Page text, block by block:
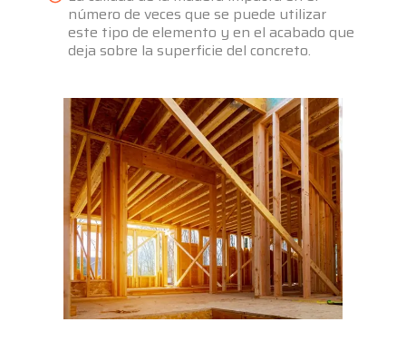
número de veces que se puede utilizar
este tipo de elemento y en el acabado que
deja sobre la superficie del concreto.